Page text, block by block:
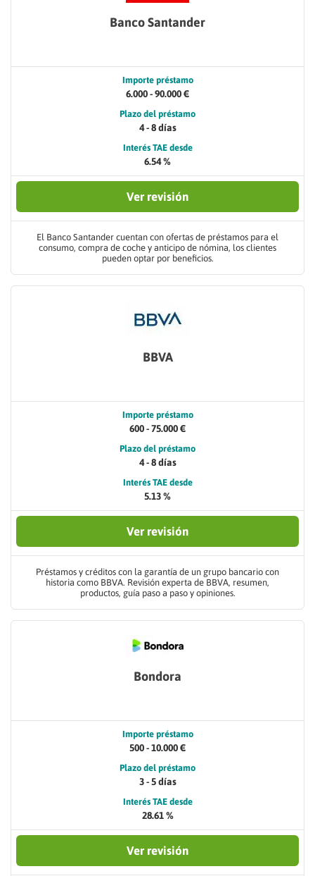
Banco Santander
Importe préstamo
6.000 - 90.000 €
Plazo del préstamo
4 - 8 días
Interés TAE desde
6.54 %
Ver revisión
El Banco Santander cuentan con ofertas de préstamos para el
consumo, compra de coche y anticipo de nómina, los clientes
pueden optar por beneficios.
BBVA
Importe préstamo
600 - 75.000 €
Plazo del préstamo
4 - 8 días
Interés TAE desde
5.13 %
Ver revisión
Préstamos y créditos con la garantía de un grupo bancario con
historia como BBVA. Revisión experta de BBVA, resumen,
productos, guía paso a paso y opiniones.
Bondora
Importe préstamo
500 - 10.000 €
Plazo del préstamo
3 - 5 días
Interés TAE desde
28.61 %
Ver revisión